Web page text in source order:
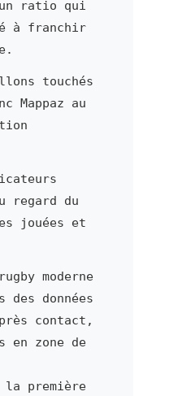
ratio qui
à franchir
touchés
Mappaz au
regard du
jouées et
moderne
des données
contact,
en zone de
la première